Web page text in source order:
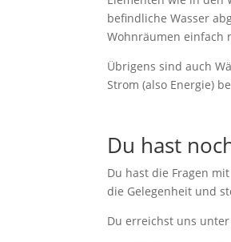
befindliche Wasser
Wohnräumen einfach
Übrigens sind auch
Strom (also Energie)
Du hast
Du hast die Fragen
die Gelegenheit und
Du erreichst uns